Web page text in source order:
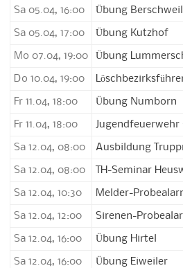
Sa 05.04, 16:00 Übung
Sa 05.04, 17:00 Übung Kutzhof
Mo 07.04, 19:00 Übung
Do 10.04, 19:00
Fr 11.04, 18:00 Übung Numborn
Fr 11.04, 18:00 Jugendfeuerwehr
Sa 12.04, 08:00 Ausbildung
Sa 12.04, 08:00 TH-Seminar
Sa 12.04, 10:30 Melder-
Sa 12.04, 12:00 Sirenen-
Sa 12.04, 16:00 Übung Hirtel
Sa 12.04, 16:00 Übung Eiweiler